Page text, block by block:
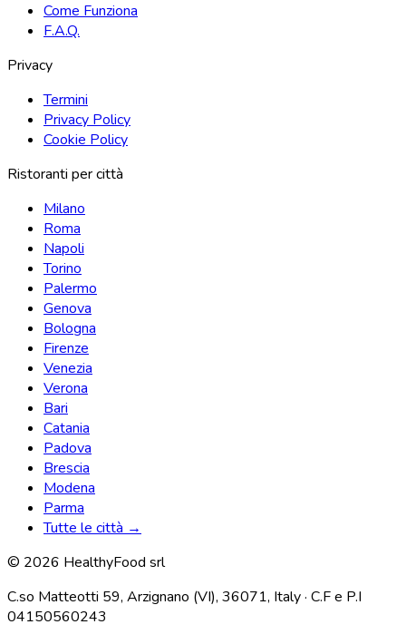
Come Funziona
F.A.Q.
Privacy
Termini
Privacy Policy
Cookie Policy
Ristoranti per città
Milano
Roma
Napoli
Torino
Palermo
Genova
Bologna
Firenze
Venezia
Verona
Bari
Catania
Padova
Brescia
Modena
Parma
Tutte le città →
© 2026 HealthyFood srl
C.so Matteotti 59, Arzignano (VI), 36071, Italy · C.F e P.I
04150560243